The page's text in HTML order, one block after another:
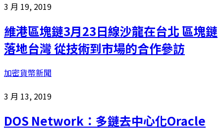
3 月 19, 2019
維港區塊鏈3月23日線沙龍在台北 區塊鏈
落地台灣 從技術到市場的合作參訪
加密貨幣新聞
3 月 13, 2019
DOS Network：多鏈去中心化Oracle